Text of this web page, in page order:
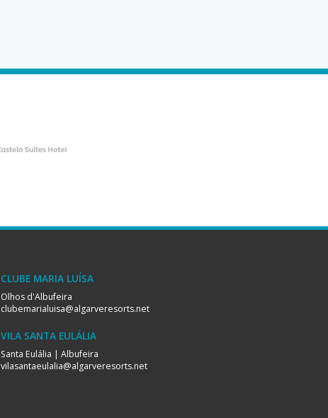
CLUBE MARIA LUÍSA
Olhos d'Albufeira
clubemarialuisa@algarveresorts.net
VILA SANTA EULÁLIA
Santa Eulália | Albufeira
vilasantaeulalia@algarveresorts.net